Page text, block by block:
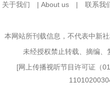
关于我们 | About us | 联系我
本网站所刊载信息，不代表中新
未经授权禁止转载、摘编
[网上传播视听节目许可证（